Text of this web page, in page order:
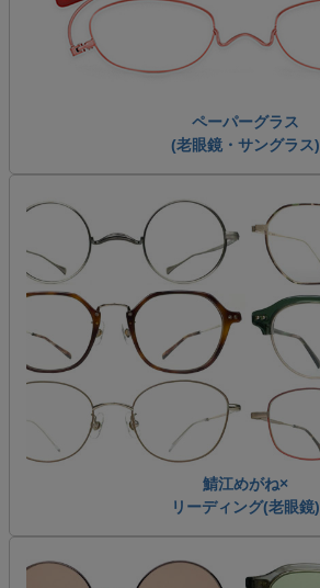
ペーパーグラス
(老眼鏡・サングラス)
鯖江めがね×
リーディング(老眼鏡)